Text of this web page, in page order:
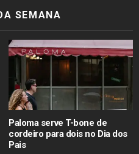
SEMANA
Paloma serve T-bone de
cordeiro para dois no Dia dos
Pais